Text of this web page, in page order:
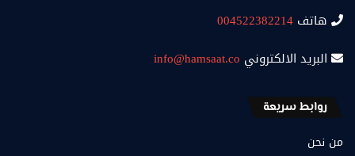
هاتف 004522382214
البريد الالكتروني info@hamsaat.co
روابط سريعة
من نحن